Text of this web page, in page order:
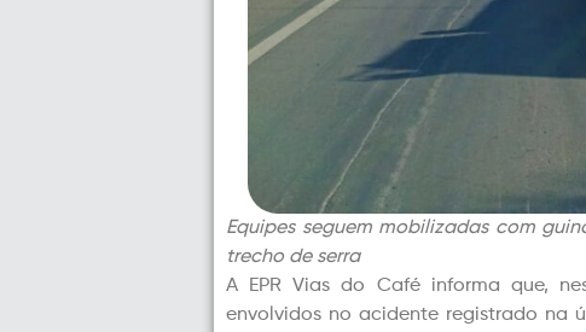
Equipes seguem mobilizadas com
trecho de serra
A EPR Vias do Café informa que,
envolvidos no acidente registrado na